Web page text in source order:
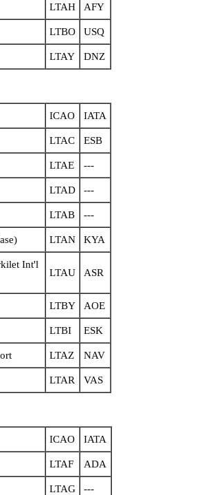
LTAH AFY
LTBO USQ
LTAY DNZ
ICAO IATA
LTAC ESB
LTAE ---
LTAD ---
LTAB ---
LTAN KYA
Int'l
LTAU ASR
LTBY AOE
LTBI ESK
LTAZ NAV
LTAR VAS
ICAO IATA
LTAF ADA
LTAG ---